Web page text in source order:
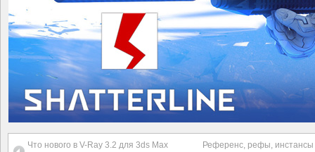
Что нового в V-Ray 3.2 для 3ds Max
Референс, рефы, инстансы